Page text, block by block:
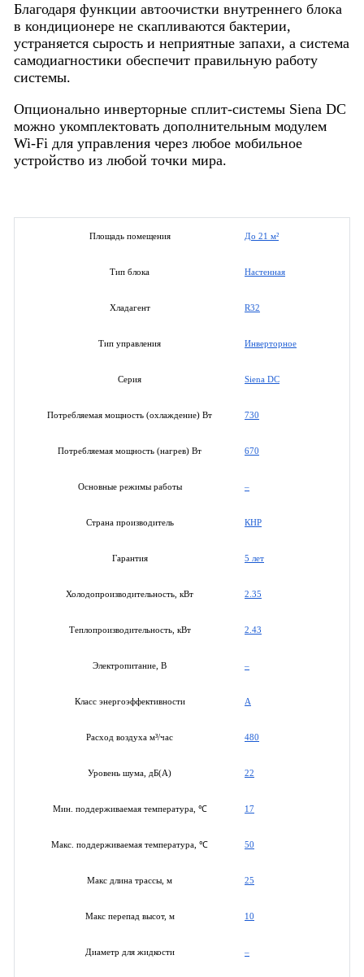
Благодаря функции автоочистки внутреннего блока
в кондиционере не скапливаются бактерии,
устраняется сырость и неприятные запахи, а система
самодиагностики обеспечит правильную работу
системы.
Опционально инверторные сплит-системы Siena DC
можно укомплектовать дополнительным модулем
Wi-Fi для управления через любое мобильное
устройство из любой точки мира.
Площадь помещения До 21 м²
Тип блока Настенная
Хладагент R32
Тип управления Инверторное
Серия Siena DC
Потребляемая мощность (охлаждение) Вт 730
Потребляемая мощность (нагрев) Вт 670
Основные режимы работы –
Страна производитель КНР
Гарантия 5 лет
Холодопроизводительность, кВт 2.35
Теплопроизводительность, кВт 2.43
Электропитание, В –
Класс энергоэффективности A
Расход воздуха м³/час 480
Уровень шума, дБ(А) 22
Мин. поддерживаемая температура, ℃ 17
Макс. поддерживаемая температура, ℃ 50
Макс длина трассы, м 25
Макс перепад высот, м 10
Диаметр для жидкости –